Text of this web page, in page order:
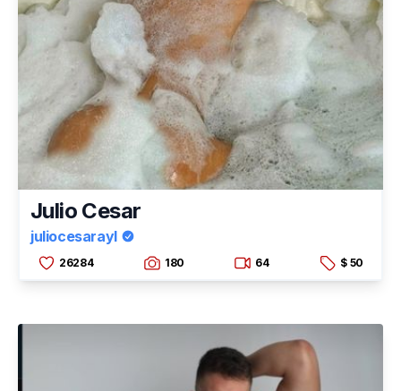
Julio Cesar
juliocesarayl
26284 180 64 $ 50